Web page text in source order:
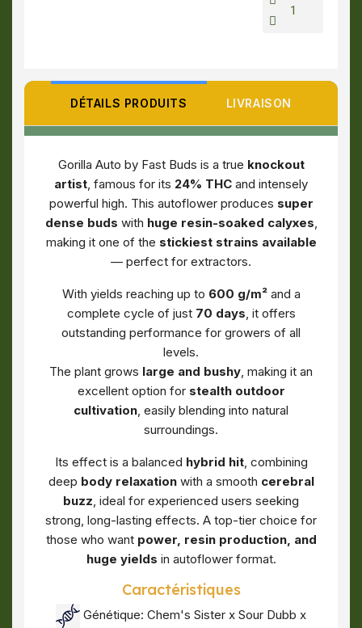
DÉTAILS PRODUITS LIVRAISON
Gorilla Auto by Fast Buds is a true knockout
artist, famous for its 24% THC and intensely
powerful high. This autoflower produces super
dense buds with huge resin-soaked calyxes,
making it one of the stickiest strains available
— perfect for extractors.
With yields reaching up to 600 g/m²and a
complete cycle of just 70 days, it offers
outstanding performance for growers of all
levels.
The plant grows large and bushy, making it an
excellent option for stealth outdoor
cultivation, easily blending into natural
surroundings.
Its effect is a balanced hybrid hit, combining
deep body relaxationwith a smooth cerebral
buzz, ideal for experienced users seeking
strong, long-lasting effects. A top-tier choice for
those who want power, resin production, and
huge yields in autoflower format.
Caractéristiques
Génétique: Chem's Sister x Sour Dubb x